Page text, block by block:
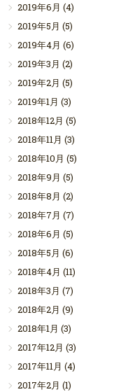
2019年6月 (4)
2019年5月 (5)
2019年4月 (6)
2019年3月 (2)
2019年2月 (5)
2019年1月 (3)
2018年12月 (5)
2018年11月 (3)
2018年10月 (5)
2018年9月 (5)
2018年8月 (2)
2018年7月 (7)
2018年6月 (5)
2018年5月 (6)
2018年4月 (11)
2018年3月 (7)
2018年2月 (9)
2018年1月 (3)
2017年12月 (3)
2017年11月 (4)
2017年2月 (1)